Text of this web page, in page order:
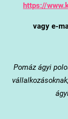
https://
vagy e-
Pomázágyi